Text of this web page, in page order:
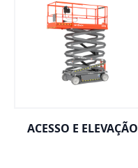
ACESSO E ELEVAÇÃO